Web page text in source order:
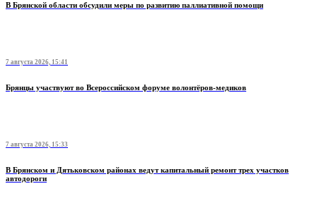
В Брянской области обсудили меры по развитию паллиативной помощи
7 августа 2026, 15:41
Брянцы участвуют во Всероссийском форуме волонтёров-медиков
7 августа 2026, 15:33
В Брянском и Дятьковском районах ведут капитальный ремонт трех участков
автодороги